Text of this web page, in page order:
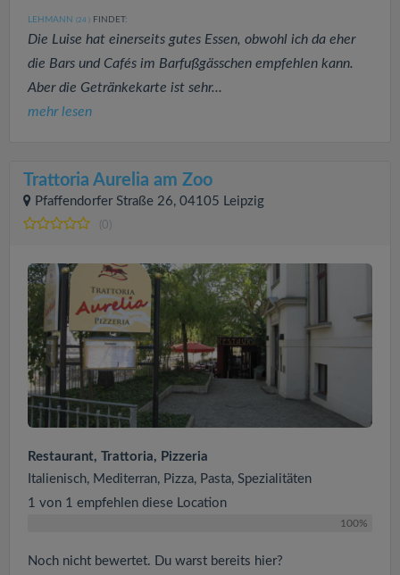
LEHMANN (24 ) FINDET:
Die Luise hat einerseits gutes Essen, obwohl ich da eher
die Bars und Cafés im Barfußgässchen empfehlen kann.
Aber die Getränkekarte ist sehr...
mehr lesen
Trattoria Aurelia am Zoo
Pfaffendorfer Straße 26, 04105 Leipzig
(0)
Restaurant, Trattoria, Pizzeria
Italienisch, Mediterran, Pizza, Pasta, Spezialitäten
1 von 1 empfehlen diese Location
100%
Noch nicht bewertet. Du warst bereits hier?